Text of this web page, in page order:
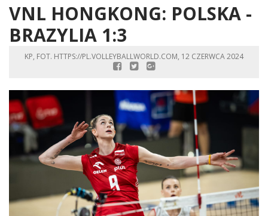
VNL HONGKONG: POLSKA -
BRAZYLIA 1:3
KP, FOT. HTTPS://PL.VOLLEYBALLWORLD.COM, 12 CZERWCA 2024